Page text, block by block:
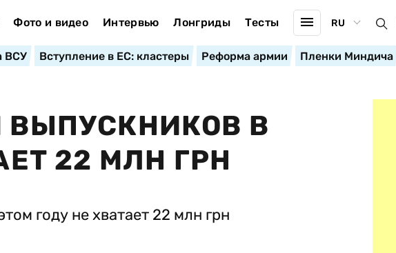
Фото и видео Интервью Лонгриды Тесты RU
ВСУ Вступление в ЕС: кластеры Реформа армии Пленки Миндича
ВЫПУСКНИКОВ В
22 МЛН ГРН